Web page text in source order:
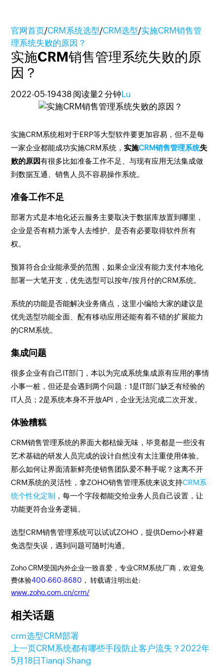
官网首页/CRM系统选型/CRM选型/实施CRM销售管
理系统失败的原因？
实施CRM销售管理系统失败的原
因？
2022-05-19438 阅读量2 分钟 Lu
实施CRM系统相对于ERP等大型软件要更加容易，但不是每
一家企业都能成功实施CRM系统，实施CRM销售管理系统失
败的原因有很多比如准备工作不足、与现有应用无法集成做
到数据互通、销售人员不容易操作系统。
准备工作不足
部署方式是本地化还云服务主要取决于数据库放置到哪里，
企业是否有精力派专人去维护、是否有必要取得软件所有
权。
预算符合企业能承受的范围，如果企业没有能力支付本地化
部署一大笔开支，优先选型可以按年/按月付的CRM系统。
系统的功能是否能解决业务痛点，这里小编给大家的建议是
优先选型功能全面、配有移动应用还能有着不错的扩展能力
的CRM系统。
集成问题
很多企业有自己IT部门，本以为完成系统集成原有应用的事情
小事一桩，但还是会遇到两个问题：1是IT部门缺乏有经验的
IT人员；2是系统本身不开放API，企业无法完成二次开发。
体验糟糕
CRM销售管理系统的界面大都枯燥无味，毕竟都是一些没有
艺术基础的研发人员完成的设计自然没有太注重使用体验。
那么如何让界面清新鲜亮使销售团队爱不释手呢？这离不开
CRM系统的灵活性，拿ZOHO销售管理系统来说支持CRM系
统个性化定制 ，每一个字段都能交给业务人员自己设置，让
功能更符合业务逻辑。
选型CRM销售管理系统可以试试ZOHO，提供Demo小样避
免选型失误，遇到问题可随时沟通。
Zoho CRM受国内外企业一致喜爱，专业CRM系统厂商，欢迎免
费体验400-660-8680 ， 转载请注明出处:
www.zoho.com.cn/crm/
相关话题
crm选型CRM部署
上一页CRM系统都有哪些手段防止客户流失？2022年
5月18日Tianqi Shang